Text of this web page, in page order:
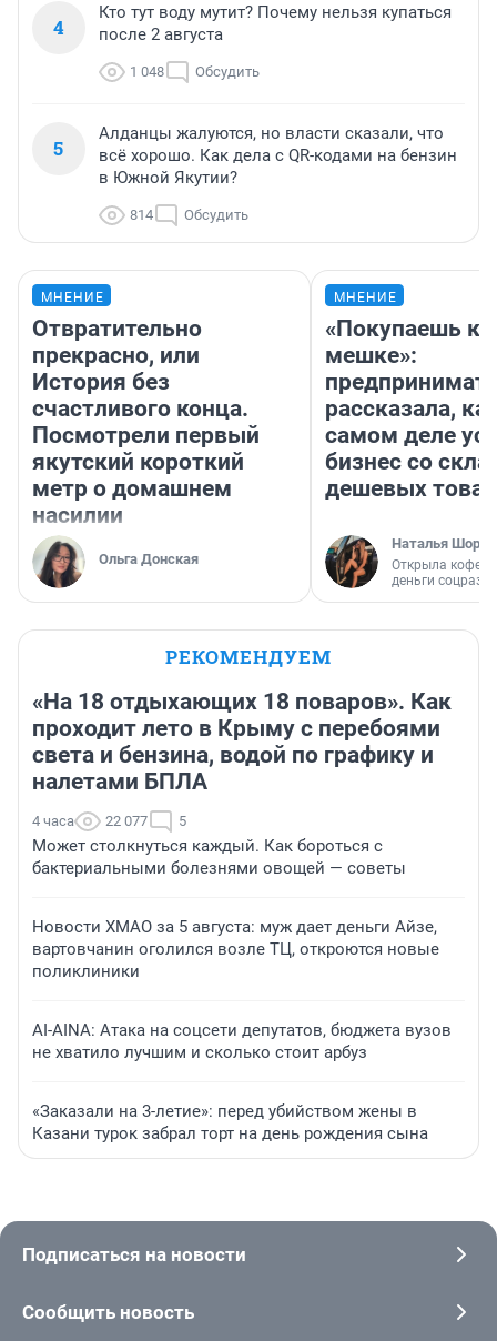
4
Кто тут воду мутит? Почему нельзя купаться
после 2 августа
1 048 Обсудить
5
Алданцы жалуются, но власти сказали, что
всё хорошо. Как дела с QR-кодами на бензин
в Южной Якутии?
814 Обсудить
МНЕНИЕ
Отвратительно
прекрасно, или
История без
счастливого конца.
Посмотрели первый
якутский короткий
метр о домашнем
насилии
Ольга Донская
МНЕНИЕ
«Покупаешь
мешке»:
рассказала,
самом деле
бизнес со
дешевых
Наталья
Открыла
деньги
РЕКОМЕНДУЕМ
«На 18 отдыхающих 18 поваров». Как
проходит лето в Крыму с перебоями
света и бензина, водой по графику и
налетами БПЛА
4 часа 22 077 5
Может столкнуться каждый. Как бороться с
бактериальными болезнями овощей — советы
Новости ХМАО за 5 августа: муж дает деньги Айзе,
вартовчанин оголился возле ТЦ, откроются новые
поликлиники
AI-AINA: Атака на соцсети депутатов, бюджета вузов
не хватило лучшим и сколько стоит арбуз
«Заказали на 3-летие»: перед убийством жены в
Казани турок забрал торт на день рождения сына
Подписаться на новости
Сообщить новость